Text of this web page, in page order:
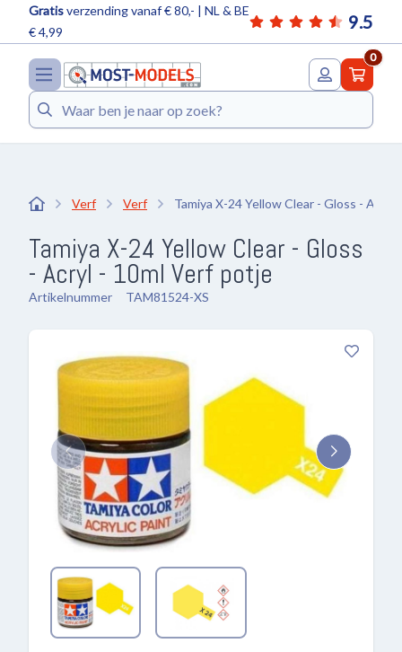
9.5
Gratisverzending vanaf € 80,- | NL & BE
€ 4,99
0
Zoeken
Verf Verf Tamiya X-24 Yellow Clear - Gloss - Acryl
Tamiya X-24 Yellow Clear - Gloss
- Acryl - 10ml Verf potje
Artikelnummer TAM81524-XS